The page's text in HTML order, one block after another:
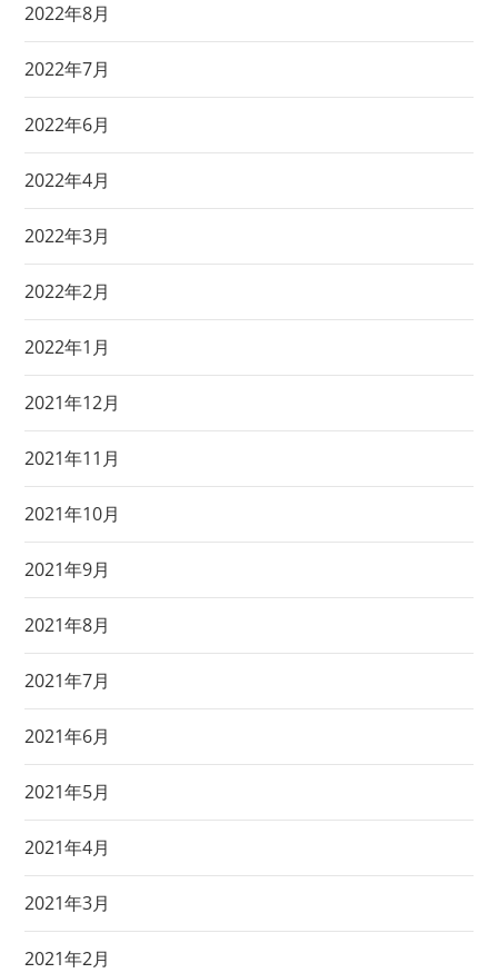
2022年8月
2022年7月
2022年6月
2022年4月
2022年3月
2022年2月
2022年1月
2021年12月
2021年11月
2021年10月
2021年9月
2021年8月
2021年7月
2021年6月
2021年5月
2021年4月
2021年3月
2021年2月